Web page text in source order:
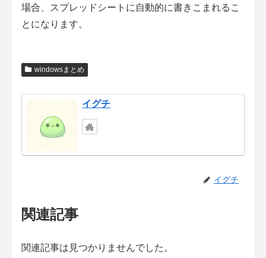
場合、スプレッドシートに自動的に書きこまれるこ
とになります。
windowsまとめ
イグチ
イグチ
関連記事
関連記事は見つかりませんでした。